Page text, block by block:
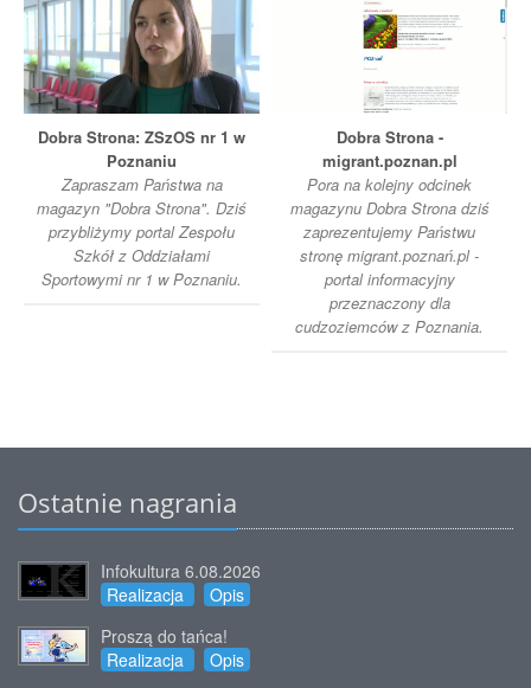
Dobra Strona: ZSzOS nr 1 w
Poznaniu
Zapraszam Państwa na
magazyn "Dobra Strona". Dziś
przybliżymy portal Zespołu
Szkół z Oddziałami
Sportowymi nr 1 w Poznaniu.
Dobra Strona -
migrant.poznan.pl
Pora na kolejny odcinek
magazynu Dobra Strona dziś
zaprezentujemy Państwu
stronę migrant.poznań.pl -
portal informacyjny
przeznaczony dla
cudzoziemców z Poznania.
Ostatnie nagrania
Infokultura 6.08.2026
Realizacja
Opis
Proszą do tańca!
Realizacja
Opis